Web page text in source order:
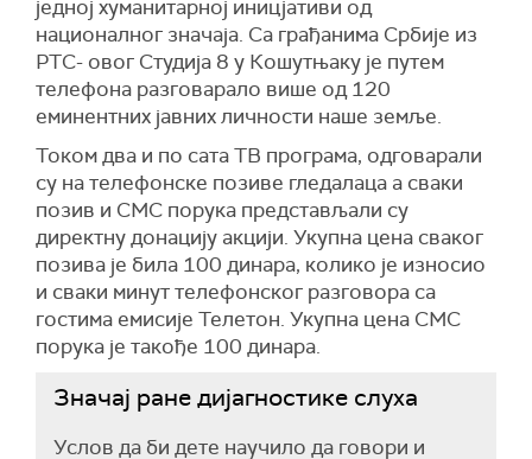
једној хуманитарној иницјативи од
националног значаја. Са грађанима Србије из
РТС- овог Студија 8 у Кошутњаку је путем
телефона разговарало више од 120
еминентних јавних личности наше земље.
Током два и по сата ТВ програма, одговарали
су на телефонске позиве гледалаца а сваки
позив и СМС порука представљали су
директну донацију акцији. Укупна цена сваког
позива је била 100 динара, колико је износио
и сваки минут телефонског разговора са
гостима емисије Телетон. Укупна цена СМС
порука је такође 100 динара.
Значај ране дијагностике слуха
Услов да би дете научило да говори и